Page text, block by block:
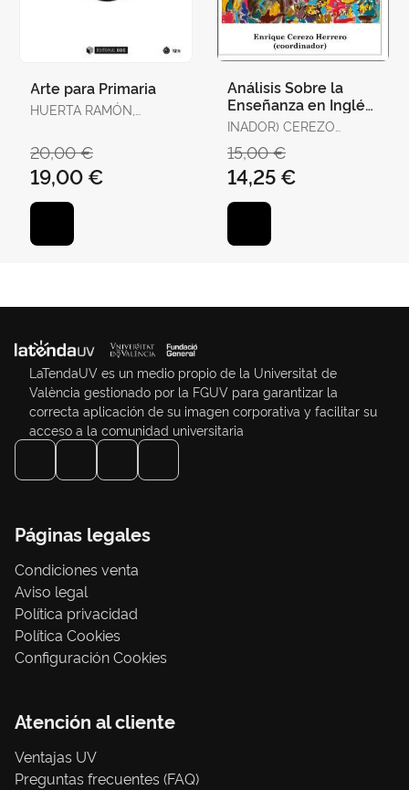
Arte para Primaria
HUERTA RAMÓN,
20,00 €
19,00 €
Análisis Sobre la
Enseñanza en Inglés
en la Comunitat
Perspe
INADOR) CEREZO
(COORD
15,00 €
14,25 €
LaTendaUV es un medio propio de la Universitat de
València gestionado por la FGUV para garantizar la
correcta aplicación de su imagen corporativa y facilitar su
acceso a la comunidad universitaria
Páginas legales
Condiciones venta
Aviso legal
Política privacidad
Política Cookies
Configuración Cookies
Atención al cliente
Ventajas UV
Preguntas frecuentes (FAQ)